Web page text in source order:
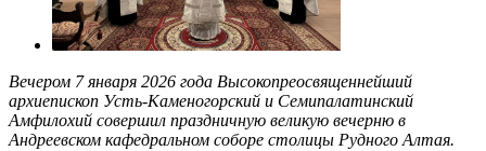
Вечером 7 января 2026 года Высокопреосвященнейший
архиепископ Усть-Каменогорский и Семипалатинский
Амфилохий совершил праздничную великую вечерню в
Андреевском кафедральном соборе столицы Рудного Алтая.